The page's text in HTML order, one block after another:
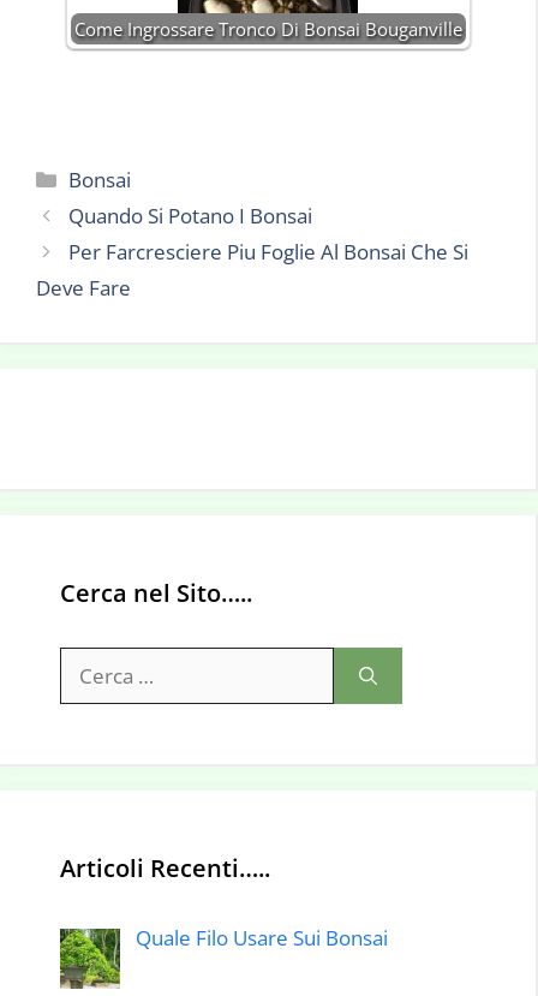
Come Ingrossare Tronco Di Bonsai Bouganville
Categorie
Bonsai
Quando Si Potano I Bonsai
Per Farcresciere Piu Foglie Al Bonsai Che Si
Deve Fare
Cerca nel Sito…..
per:
Articoli Recenti…..
Quale Filo Usare Sui Bonsai